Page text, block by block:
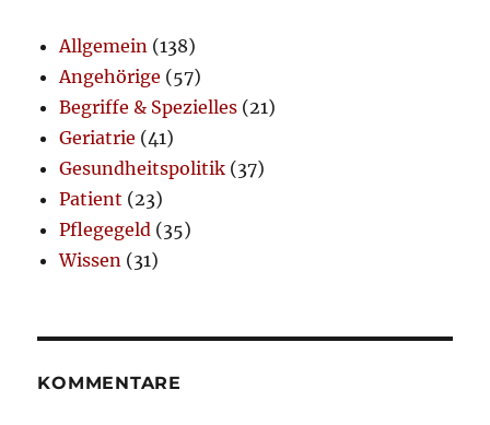
Allgemein (138)
Angehörige (57)
Begriffe & Spezielles (21)
Geriatrie (41)
Gesundheitspolitik (37)
Patient (23)
Pflegegeld (35)
Wissen (31)
KOMMENTARE